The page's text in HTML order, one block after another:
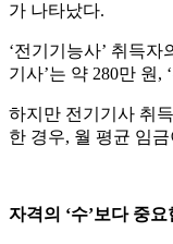
가 나타났다.
‘전기기능사’ 취득자
기사’는 약 280만 원,
하지만 전기기사 취
한 경우, 월 평균 임
자격의 ‘수’보다 중요